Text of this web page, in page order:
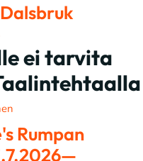
ei tarvita
Rumpan